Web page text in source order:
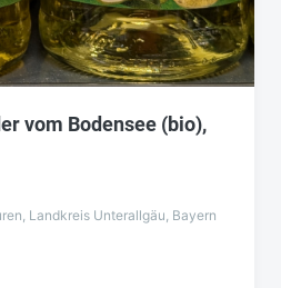
vom Bodensee (bio),
Landkreis Unterallgäu, Bayern